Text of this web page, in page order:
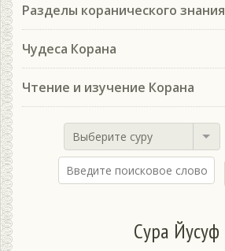
Разделы коранического знания
Чудеса Корана
Чтение и изучение Корана
Выберите суру
Сура Йусуф